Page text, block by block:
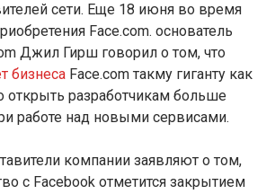
сети. Еще 18 июня во время
Face.com. основатель
Джил Гирш говорил о том, что
бизнеса Face.com такму гиганту как
открыть разработчикам больше
работе над новыми сервисами.
компании заявляют о том,
с Facebook отметится закрытием